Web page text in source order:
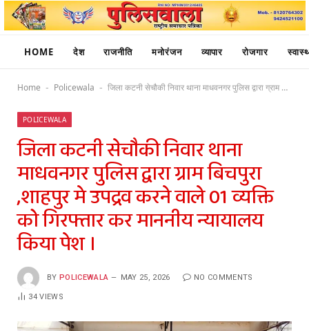
HOME देश राजनीति मनोरंजन व्यापार रोजगार
Home - Policewala - जिला कटनी सेचौकी निवार थाना माधवनगर पुलिस द्वारा ग्राम बिचपुरा ,शाहपुर मे उपद्रव करने वाले 01 व्यक्ति को गिरफ्तार कर माननीय न्यायालय किया पेश ।
POLICEWALA
जिला कटनी सेचौकी निवार थाना
माधवनगर पुलिस द्वारा ग्राम बिचपुरा
,शाहपुर मे उपद्रव करने वाले 01 व्यक्ति
को गिरफ्तार कर माननीय न्यायालय
किया पेश ।
BY POLICEWALA MAY 25, 2026 NO COMMENTS
34VIEWS